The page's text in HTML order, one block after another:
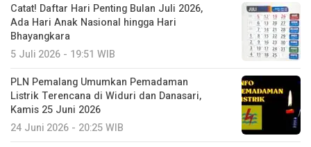
Catat! Daftar Hari Penting Bulan Juli 2026,
Ada Hari Anak Nasional hingga Hari
Bhayangkara
5 Juli 2026 - 19:51 WIB
PLN Pemalang Umumkan Pemadaman
Listrik Terencana di Widuri dan Danasari,
Kamis 25 Juni 2026
24 Juni 2026 - 20:25 WIB